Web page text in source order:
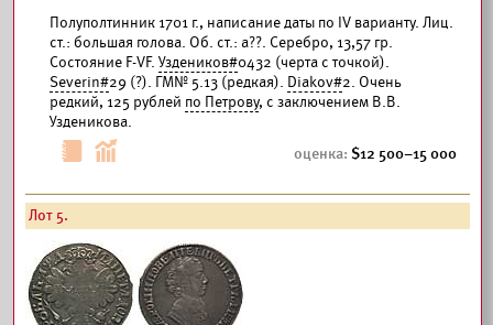
Полуполтинник 1701 г., написание даты по IV варианту. Лиц.
ст.: большая голова. Об. ст.: а??. Серебро, 13,57 гр.
Состояние F-VF. Уздеников#0432 (черта с точкой).
Severin#29 (?). ГМ№ 5.13 (редкая). Diakov#2. Очень
редкий, 125 рублей по Петрову, с заключением В.В.
Узденикова.
12 500–15 000
Лот 5.